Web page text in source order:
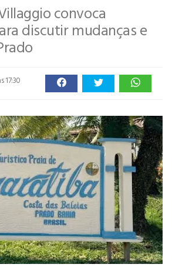
convoca
discutir mudanças e
17:30